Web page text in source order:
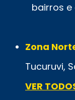
bairros
Zona
Tucuruvi,
VER